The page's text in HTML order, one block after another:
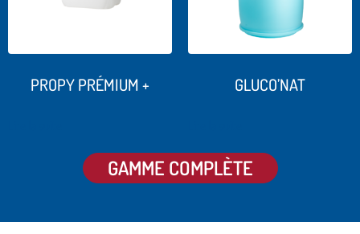
PROPY PRÉMIUM + GLUCO’NAT
GAMME COMPLÈTE